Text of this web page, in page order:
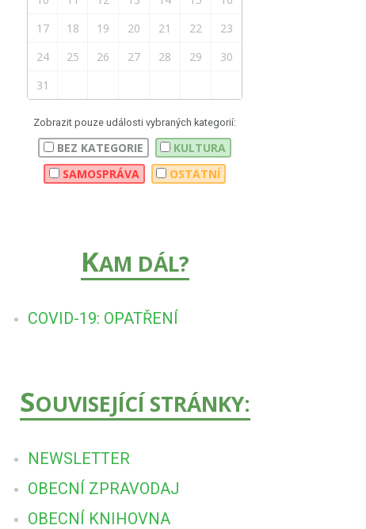
17
18 19 20 21 22
23
24
25 26 27 28 29
30
31
Zobrazit pouze události vybraných kategorií:
BEZ KATEGORIE
KULTURA
SAMOSPRÁVA
OSTATNÍ
KAM DÁL?
COVID-19: OPATŘENÍ
SOUVISEJÍCÍ STRÁNKY:
NEWSLETTER
OBECNÍ ZPRAVODAJ
OBECNÍ KNIHOVNA